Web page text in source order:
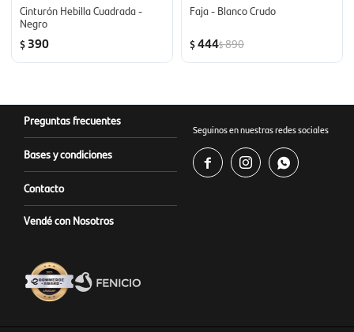
Cinturón Hebilla Cuadrada -
Negro
$ 390
Faja - Blanco Crudo
$444$890
Preguntas frecuentes
Bases y condiciones
Contacto
Vendé con Nosotros
Seguinos en nuestras redes sociales
  